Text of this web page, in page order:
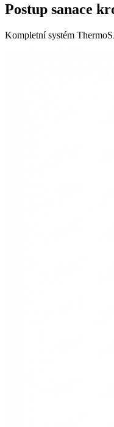
Postup sanace
Kompletní systém